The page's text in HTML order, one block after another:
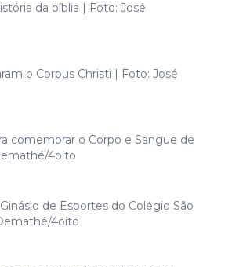
da bíblia | Foto: José
o Corpus Christi | Foto: José
comemorar o Corpo e Sangue de
4oito
de Esportes do Colégio São
4oito